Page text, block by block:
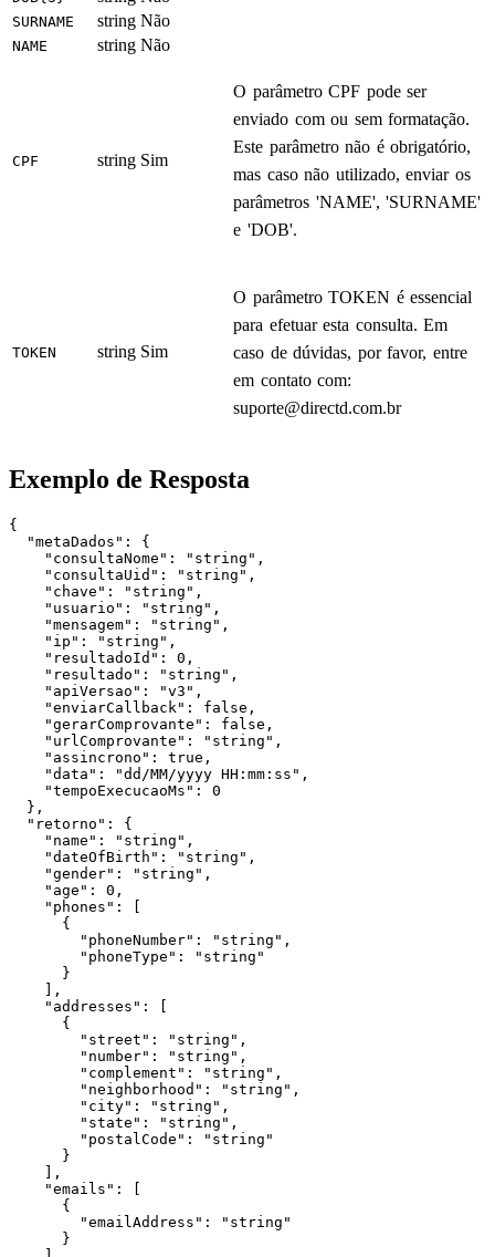
SURNAME string Não
NAME string Não
CPF string Sim
O parâmetro CPF pode ser
enviado com ou sem formatação.
Este parâmetro não é obrigatório,
mas caso não utilizado, enviar os
parâmetros 'NAME', 'SURNAME'
e 'DOB'.
TOKEN string Sim
O parâmetro TOKEN é essencial
para efetuar esta consulta. Em
caso de dúvidas, por favor, entre
em contato com:
suporte@directd.com.br
Exemplo de Resposta
{
  "metaDados": {
    "consultaNome": "string",
    "consultaUid": "string",
    "chave": "string",
    "usuario": "string",
    "mensagem": "string",
    "ip": "string",
    "resultadoId": 0,
    "resultado": "string",
    "apiVersao": "v3",
    "enviarCallback": false,
    "gerarComprovante": false,
    "urlComprovante": "string",
    "assincrono": true,
    "data": "dd/MM/yyyy HH:mm:ss",
    "tempoExecucaoMs": 0
  },
  "retorno": {
    "name": "string",
    "dateOfBirth": "string",
    "gender": "string",
    "age": 0,
    "phones": [
      {
        "phoneNumber": "string",
        "phoneType": "string"
      }
    ],
    "addresses": [
      {
        "street": "string",
        "number": "string",
        "complement": "string",
        "neighborhood": "string",
        "city": "string",
        "state": "string",
        "postalCode": "string"
      }
    ],
    "emails": [
      {
        "emailAddress": "string"
      }